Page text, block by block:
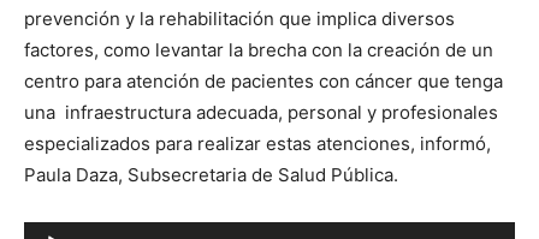
prevención y la rehabilitación que implica diversos
factores, como levantar la brecha con la creación de un
centro para atención de pacientes con cáncer que tenga
una infraestructura adecuada, personal y profesionales
especializados para realizar estas atenciones, informó,
Paula Daza, Subsecretaria de Salud Pública.